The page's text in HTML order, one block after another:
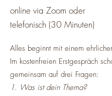
online via Zoom oder
telefonisch (30 Minuten)
Alles beginnt mit einem
Im kostenfreien Erstgespräch
gemeinsam auf drei Fragen:
1. Was ist dein Thema?